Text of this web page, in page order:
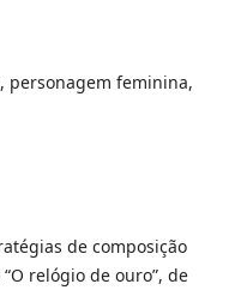
personagem feminina,
de composição
relógio de ouro”, de